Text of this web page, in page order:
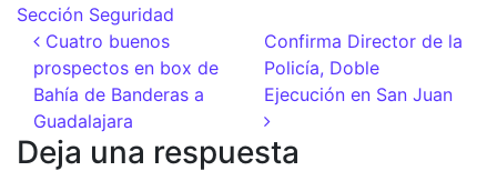
Sección Seguridad
Navegación de entradas
Cuatro buenos
prospectos en box de
Bahía de Banderas a
Guadalajara
Confirma Director de la
Policía, Doble
Ejecución en San Juan
Deja una respuesta